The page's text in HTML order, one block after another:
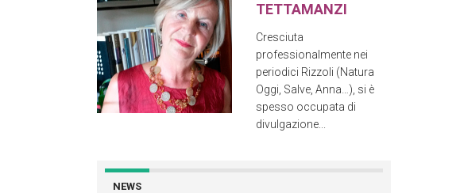
TETTAMANZI
Cresciuta
professionalmente nei
periodici Rizzoli (Natura
Oggi, Salve, Anna…), si è
spesso occupata di
divulgazione...
NEWS